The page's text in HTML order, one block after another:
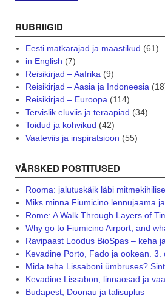
RUBRIIGID
Eesti matkarajad ja maastikud (61)
in English (7)
Reisikirjad – Aafrika(9)
Reisikirjad – Aasia ja Indoneesia
Reisikirjad – Euroopa(114)
Tervislik eluviis ja teraapiad (34)
Toidud ja kohvikud (42)
Vaateviis ja inspiratsioon (55)
VÄRSKED POSTITUSED
Rooma: jalutuskäik läbi
Miks minna Fiumicino lennujaama
Rome: A Walk Through Layers of
Why go to Fiumicino Airport, and
Ravipaast Loodus BioSpas – keha
Kevadine Porto, Fado ja ookean. 3.
Mida teha Lissaboni ümbruses?
Kevadine Lissabon, linnaosad ja
Budapest, Doonau ja talisuplus